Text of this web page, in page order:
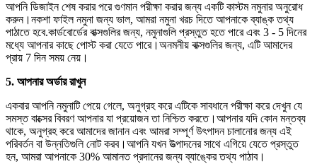
আপনি ডিজাইন শেষ করার পরে গুণমান পরীক্ষা করার জন্য একটি কাস্টম নমুনার অনুরোধ
করুন।নকশা ফাইল নমুনা জন্য ভাল, আমরা নমুনা খরচ দিতে আপনাকে ব্যাঙ্ক তথ্য
পাঠাতে হবে.কার্ডবোর্ডের বাক্সগুলির জন্য, নমুনাগুলি প্রস্তুত হতে পারে এবং 3 - 5 দিনের
মধ্যে আপনার কাছে পোস্ট করা যেতে পারে।অনমনীয় বাক্সগুলির জন্য, এটি আমাদের
প্রায় 7 দিন সময় নেয়।
5. আপনার অর্ডার রাখুন
একবার আপনি নমুনাটি পেয়ে গেলে, অনুগ্রহ করে এটিকে সাবধানে পরীক্ষা করে দেখুন যে
সমস্ত বাক্সের বিবরণ আপনার যা প্রয়োজন তা নিশ্চিত করতে।আপনার যদি কোন মন্তব্য
থাকে, অনুগ্রহ করে আমাদের জানান এবং আমরা সম্পূর্ণ উৎপাদন চালানোর জন্য এই
পরিবর্তন বা উন্নতিগুলি নোট করব।আপনি যখন উত্পাদনের সাথে এগিয়ে যেতে প্রস্তুত
হন, আমরা আপনাকে 30% আমানত প্রদানের জন্য ব্যাঙ্কের তথ্য পাঠাব।